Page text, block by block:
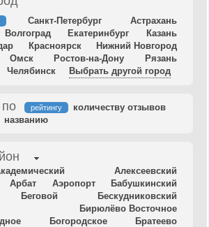
Санкт-Петербург
Астрахань
Волгоград Екатеринбург
Казань
Красноярск
Нижний Новгород
Омск Ростов-на-Дону
Рязань
Челябинск Выбрать другой город
рейтингу
количеству отзывов
названию
Алексеевский
Арбат Аэропорт
Бабушкинский
Беговой
Бескудниковский
Бирюлёво Восточное
Богородское
Братеево